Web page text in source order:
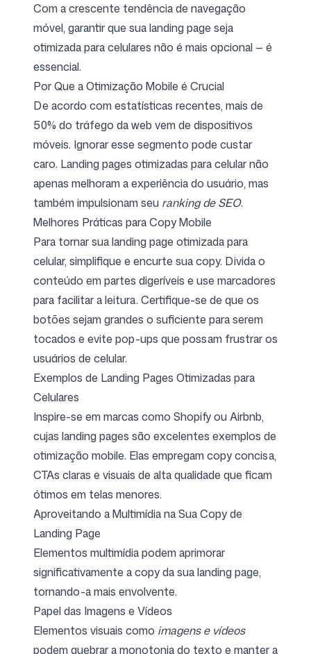
Com a crescente tendência de navegação
móvel, garantir que sua landing page seja
otimizada para celulares não é mais opcional — é
essencial.
Por Que a Otimização Mobile é Crucial
De acordo com estatísticas recentes, mais de
50% do tráfego da web vem de dispositivos
móveis. Ignorar esse segmento pode custar
caro. Landing pages otimizadas para celular não
apenas melhoram a experiência do usuário, mas
também impulsionam seu ranking de SEO.
Melhores Práticas para Copy Mobile
Para tornar sua landing page otimizada para
celular, simplifique e encurte sua copy. Divida o
conteúdo em partes digeríveis e use marcadores
para facilitar a leitura. Certifique-se de que os
botões sejam grandes o suficiente para serem
tocados e evite pop-ups que possam frustrar os
usuários de celular.
Exemplos de Landing Pages Otimizadas para
Celulares
Inspire-se em marcas como Shopify ou Airbnb,
cujas landing pages são excelentes exemplos de
otimização mobile. Elas empregam copy concisa,
CTAs claras e visuais de alta qualidade que ficam
ótimos em telas menores.
Aproveitando a Multimídia na Sua Copy de
Landing Page
Elementos multimídia podem aprimorar
significativamente a copy da sua landing page,
tornando-a mais envolvente.
Papel das Imagens e Vídeos
Elementos visuais como imagens e vídeos
podem quebrar a monotonia do texto e manter a